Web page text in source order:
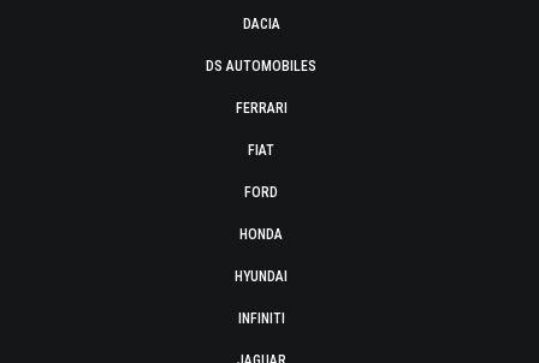
DACIA
DS AUTOMOBILES
FERRARI
FIAT
FORD
HONDA
HYUNDAI
INFINITI